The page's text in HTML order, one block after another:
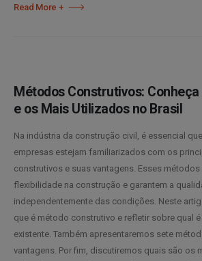
Read More +
Métodos Construtivos:
e os Mais Utilizados no Brasil
Na indústria da construção civil, é essencial
empresas estejam familiarizados com os
construtivos e suas vantagens. Esses
flexibilidade na construção e garantem a
independentemente das condições. Neste
que é método construtivo e refletir sobre qual
existente. Também apresentaremos sete
vantagens. Por fim, discutiremos quais são os